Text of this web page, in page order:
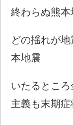
終わらぬ熊本
どの揺れが
本地震
いたるとこ
主義も末期症